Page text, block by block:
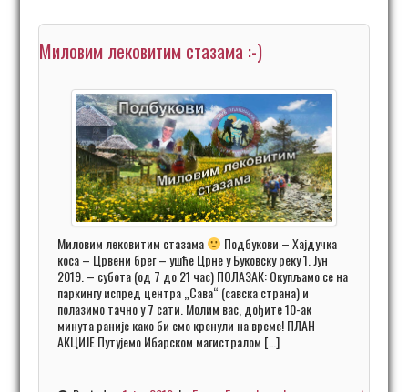
Миловим лековитим стазама :-)
Миловим лековитим стазама
Подбукови – Хајдучка
коса – Црвени брег – ушће Црне у Буковску реку 1. Јун
2019. – субота (од 7 до 21 час) ПОЛАЗАК: Окупљамо се на
паркингу испред центра „Сава“ (савска страна) и
полазимо тачно у 7 сати. Молим вас, дођите 10-ак
минута раније како би смо кренули на време! ПЛАН
АКЦИЈЕ Путујемо Ибарском магистралом […]